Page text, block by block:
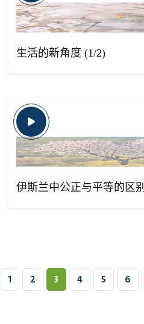
生活的新角度 (1/2)
伊斯兰中公正与平等的区别
1 2 3 4 5 6